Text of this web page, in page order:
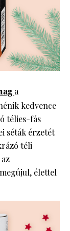
a
kedvence
télies-fás
séták érzetét
téli
élettel